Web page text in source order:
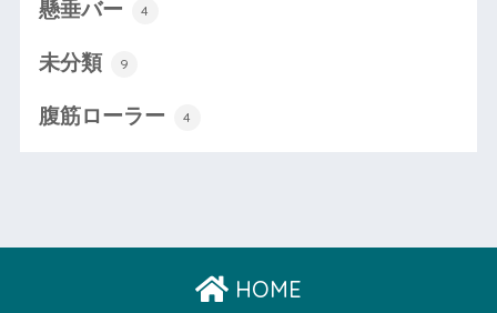
懸垂バー 4
未分類 9
腹筋ローラー 4
HOME